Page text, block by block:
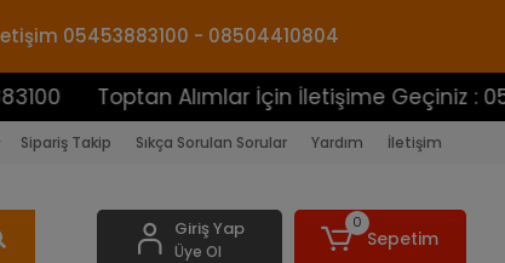
05453883100 - 08504410804
Alımlar İçin İletişime Geçiniz :
Sipariş Takip Sıkça Sorulan Sorular Yardım İletişim
Giriş Yap
Üye Ol
0
Sepetim